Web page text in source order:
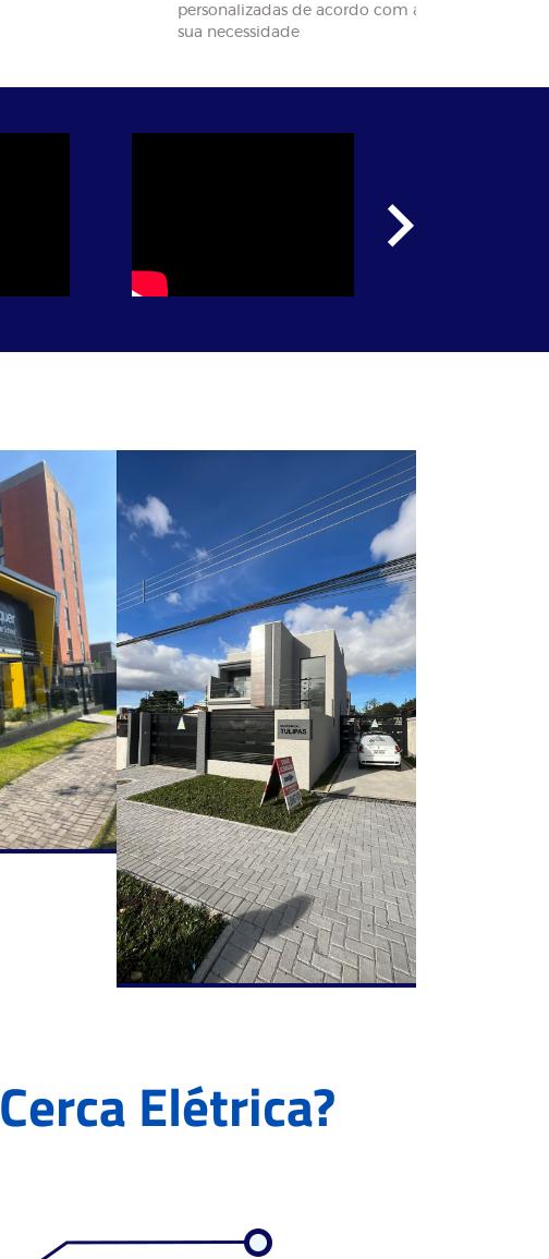
personalizadas de acordo com a
sua necessidade
Cerca Elétrica?